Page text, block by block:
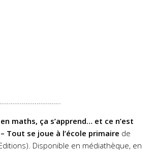
maths, ça s’apprend… et ce n’est
Tout se joue à l’école primaire de
Disponible en médiathèque, en